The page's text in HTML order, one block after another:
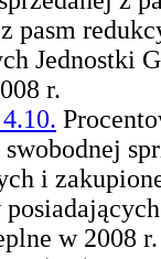
pasm
Jednostki
r.
i
w 2008